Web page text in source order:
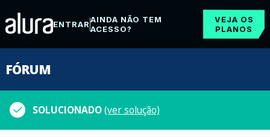
ENTRARAINDA NÃO TEM
ACESSO?
VEJA OS
PLANOS
FÓRUM
SOLUCIONADO(ver solução)